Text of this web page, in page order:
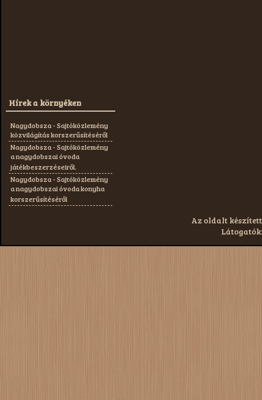
Hírek a környéken
Nagydobsza - Sajtóközlemény
közvilágítás korszerűsítéséről
Nagydobsza - Sajtóközlemény
a nagydobszai óvoda
játékbeszerzéseiről.
Nagydobsza - Sajtóközlemény
a nagydobszai óvoda konyha
korszerűsítéséről
Az oldalt